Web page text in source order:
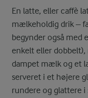
En latte, eller caffè
mælkeholdig drik –
begynder også med
enkelt eller
dampet mælk og et
serveret i et højere
rundere og glattere